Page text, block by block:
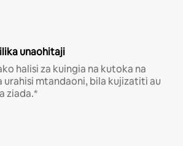
unaohitaji
halisi za kuingia na kutoka na
urahisi mtandaoni, bila kujizatiti au
ziada.*